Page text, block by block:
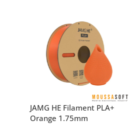
JAMG HE Filament PLA+
Orange 1.75mm